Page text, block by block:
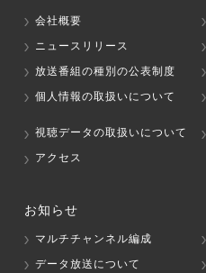
会社概要
ニュースリリース
放送番組の種別の公表制度
個人情報の取扱いについて
視聴データの取扱いについて
アクセス
お知らせ
マルチチャンネル編成
データ放送について